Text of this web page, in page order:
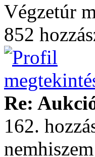
Végzetúr
852
Re:
162.